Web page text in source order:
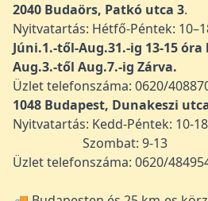
2040 Budaörs, Patkó utca 3.
Nyitvatartás: Hétfő-Péntek:
Júni.1.-től-Aug.31.-ig 13-15 óra
Aug.3.-től Aug.7.-ig Zárva.
Üzlet telefonszáma: 0620/
1048 Budapest, Dunakeszi
Nyitvatartás: Kedd-Péntek: 10-18
Szombat: 9-13
Üzlet telefonszáma: 0620/